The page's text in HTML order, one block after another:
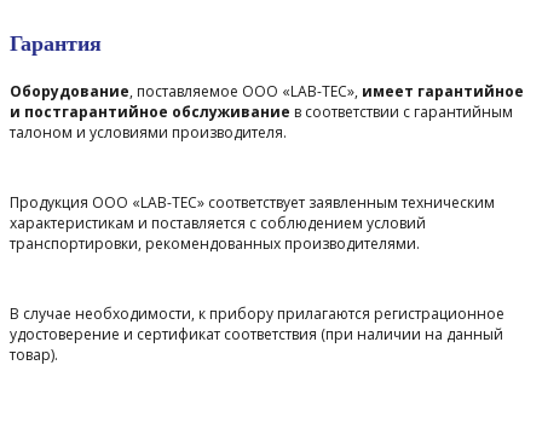
Гарантия
Оборудование, поставляемое ООО «LAB-TEC», имеет гарантийное
и постгарантийное обслуживание в соответствии с гарантийным
талоном и условиями производителя.
Продукция ООО «LAB-TEC» соответствует заявленным техническим
характеристикам и поставляется с соблюдением условий
транспортировки, рекомендованных производителями.
В случае необходимости, к прибору прилагаются регистрационное
удостоверение и сертификат соответствия (при наличии на данный
товар).